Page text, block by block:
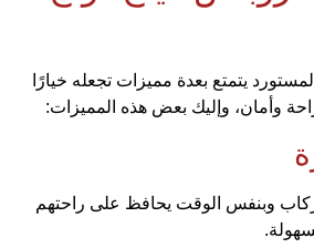
يتمتع بعدة مميزات تجعله خيارًا
وأمان، وإليك بعض هذه المميزات:
وبنفس الوقت يحافظ على راحتهم